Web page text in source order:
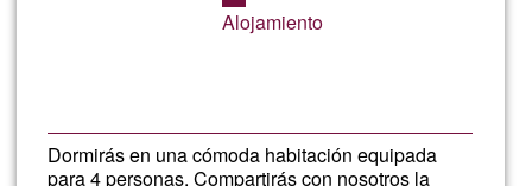
Alojamiento
Dormirás en una cómoda habitación equipada
para 4 personas. Compartirás con nosotros la